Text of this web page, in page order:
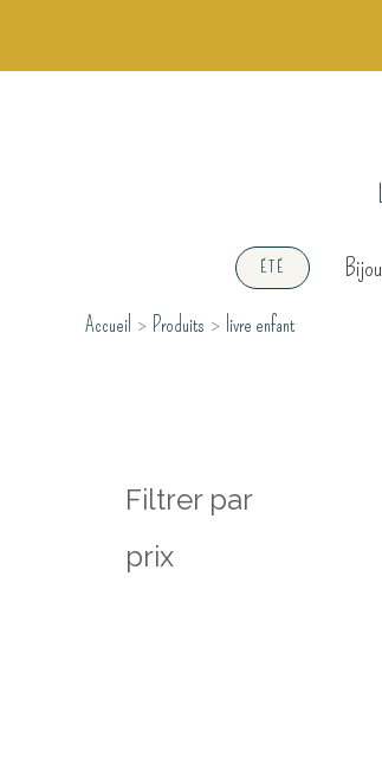
ÉTÉ
Accueil Produits livre enfant
Filtrer par
prix